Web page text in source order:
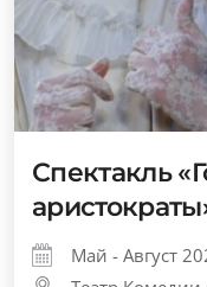
Спектакль
Май - Август